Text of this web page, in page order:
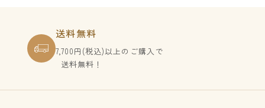
送料無料
7,700円(税込)以上のご購入で
送料無料！